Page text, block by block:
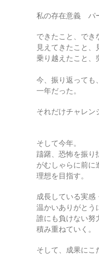
私の存在意義 パ
できたこと、でき
見えてきたこと、
乗り越えたこと、
今、振り返っても
一年だった。
それだけチャレン
そして今年。
躊躇、恐怖を振り
がむしゃらに前に
理想を目指す。
成長している実感
温かいありがとう
誰にも負けない努
積み重ねていく。
そして、成果にこ